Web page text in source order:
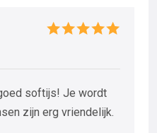
softijs! Je wordt
zijn erg vriendelijk.